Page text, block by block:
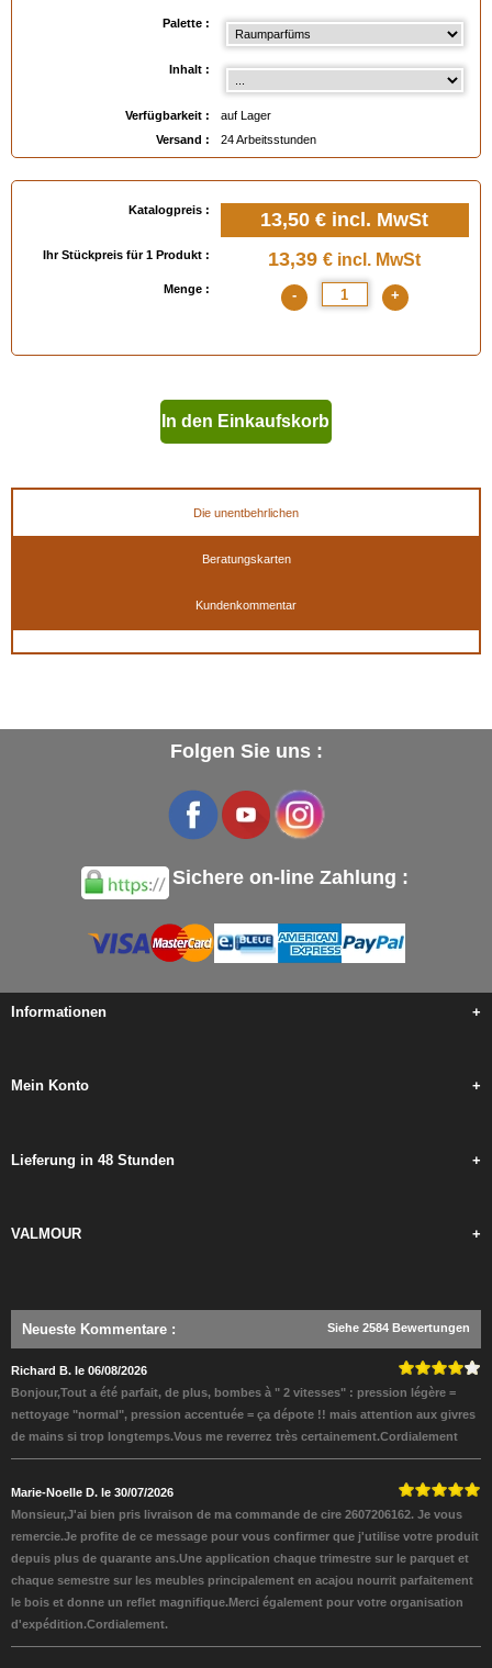
- Ohne CFK, zum Schutz der Ozonschicht.
- Maβe (ohne Deckel): Höhe 13 cm * Durchmesser 6.6 cm.
- Der Zerstäuber ist nicht enthalten, bitte nachstehend bestellen.
- Verwendungsdauer für ein Nachfüllspray zwischen 10- 52 Tagen, je nach
vorprogrammiertem Intervall.
: Technische Produktpalette, Raumparfüms
Palette :
Inhalt :
Verfügbarkeit :
auf Lager
Versand :
24 Arbeitsstunden
Katalogpreis : 13,50 € incl. MwSt
Ihr Stückpreis für 1 Produkt : 13,39 € incl. MwSt
Menge : - +
In den Einkaufskorb
Die unentbehrlichen
Beratungskarten
Kundenkommentar
Folgen Sie uns :
Sichere on-line Zahlung :
Informationen +
Mein Konto +
Lieferung in 48 Stunden +
VALMOUR +
Neueste Kommentare : Siehe 2584 Bewertungen
Richard B. le 06/08/2026
Bonjour,Tout a été parfait, de plus, bombes à " 2 vitesses" : pression légère =
nettoyage "normal", pression accentuée = ça dépote !! mais attention aux givres
de mains si trop longtemps.Vous me reverrez très certainement.Cordialement
Marie-Noelle D. le 30/07/2026
Monsieur,J'ai bien pris livraison de ma commande de cire 2607206162. Je vous
remercie.Je profite de ce message pour vous confirmer que j'utilise votre produit
depuis plus de quarante ans.Une application chaque trimestre sur le parquet et
chaque semestre sur les meubles principalement en acajou nourrit parfaitement
le bois et donne un reflet magnifique.Merci également pour votre organisation
d'expédition.Cordialement.